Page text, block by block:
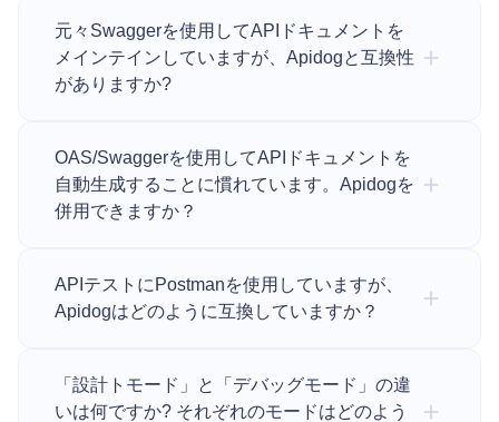
元々Swaggerを使用してAPIドキュメントを
メインテインしていますが、Apidogと互換性
がありますか?
OAS/Swaggerを使用してAPIドキュメントを
自動生成することに慣れています。Apidogを
併用できますか？
APIテストにPostmanを使用していますが、
Apidogはどのように互換していますか？
「設計トモード」と「デバッグモード」の違
いは何ですか? それぞれのモードはどのよう